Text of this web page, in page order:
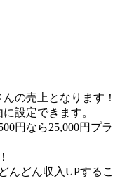
の売上となります！
設定できます。
円なら25,000円プラ
んどん収入UPするこ